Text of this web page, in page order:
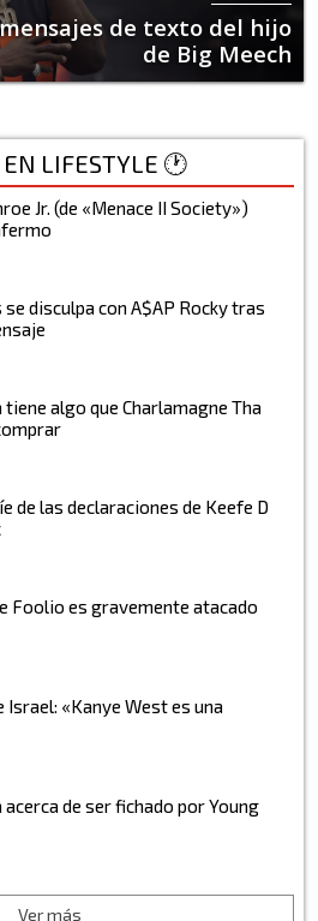
de texto del hijo
de Big Meech
LIFESTYLE 🕐
Jr. (de «Menace II Society»)
disculpa con A$AP Rocky tras
algo que Charlamagne Tha
de las declaraciones de Keefe D
Foolio es gravemente atacado
Israel: «Kanye West es una
acerca de ser fichado por Young
Ver más